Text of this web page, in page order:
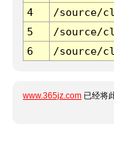
4
/source/
5
/source/
6
/source/
www.365jz.com 已经将